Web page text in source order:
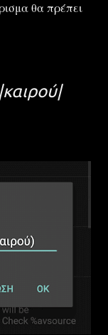
θα πρέπει